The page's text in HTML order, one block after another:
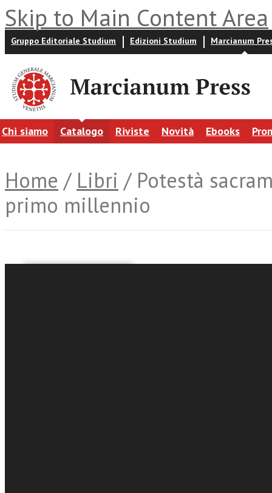
Skip to Main Content Area
Gruppo Editoriale Studium Edizioni Studium Marcianum
Chi siamo Catalogo Riviste Novità Ebooks
Home / Libri / Potestà
primo millennio